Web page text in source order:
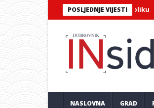
POSLJEDNJE VIJESTI
NASLOVNA GRAD